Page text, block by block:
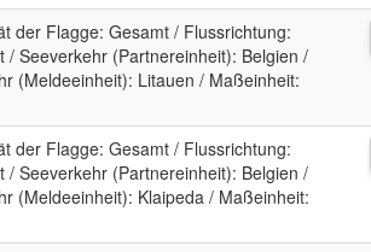
der Flagge: Gesamt / Flussrichtung:
/ Seeverkehr (Partnereinheit): Belgien /
(Meldeeinheit): Litauen / Maßeinheit:
der Flagge: Gesamt / Flussrichtung:
/ Seeverkehr (Partnereinheit): Belgien /
(Meldeeinheit): Klaipeda / Maßeinheit: